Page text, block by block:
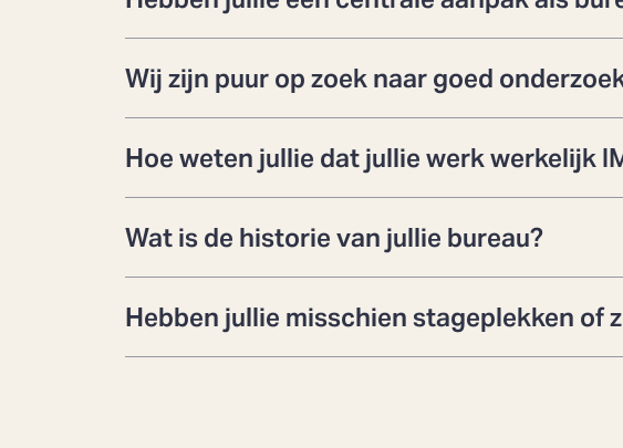
Wij zijn puur op zoek naar goed
Hoe weten jullie dat jullie werk werkelijk
Wat is de historie van jullie bureau?
Hebben jullie misschien stageplekken of